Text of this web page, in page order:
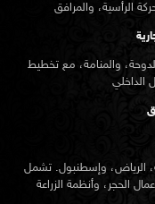
والمنامة، مع تخطيط
الرياض، وإسطنبول. تشمل